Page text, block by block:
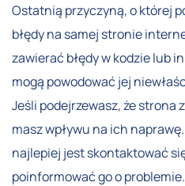
Ostatnią przyczyną, o której
błędy na samej stronie
zawierać błędy w kodzie lub
mogą powodować jej
Jeśli podejrzewasz, że strona
masz wpływu na ich
najlepiej jest skontaktować
poinformować go o problemie.